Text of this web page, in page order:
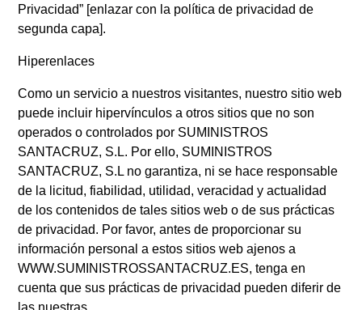
Privacidad” [enlazar con la política de privacidad de
segunda capa].
Hiperenlaces
Como un servicio a nuestros visitantes, nuestro sitio web
puede incluir hipervínculos a otros sitios que no son
operados o controlados por SUMINISTROS
SANTACRUZ, S.L. Por ello, SUMINISTROS
SANTACRUZ, S.L no garantiza, ni se hace responsable
de la licitud, fiabilidad, utilidad, veracidad y actualidad
de los contenidos de tales sitios web o de sus prácticas
de privacidad. Por favor, antes de proporcionar su
información personal a estos sitios web ajenos a
WWW.SUMINISTROSSANTACRUZ.ES, tenga en
cuenta que sus prácticas de privacidad pueden diferir de
las nuestras.